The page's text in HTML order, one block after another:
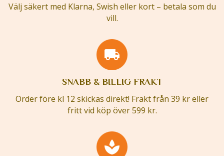
Välj säkert med Klarna, Swish eller kort – betala som du
vill.
SNABB & BILLIG FRAKT
Order före kl 12 skickas direkt! Frakt från 39 kr eller
fritt vid köp över 599 kr.